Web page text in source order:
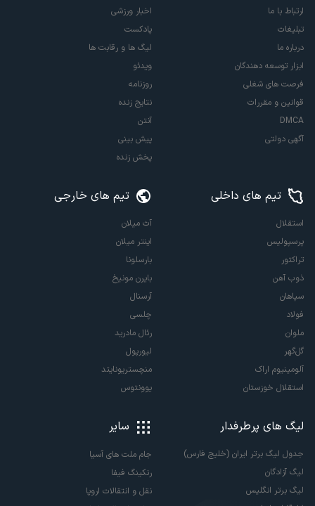
ارتباط با ما
تبلیغات
درباره ما
ابزار توسعه دهندگان
فرصت های شغلی
قوانین و مقررات
DMCA
آگهی دولتی
اخبار ورزشی
پادکست
لیگ ها و رقابت ها
ویدئو
روزنامه
نتایج زنده
آنتن
پیش بینی
پخش زنده
تیم های داخلی
استقلال
پرسپولیس
تراکتور
ذوب آهن
سپاهان
فولاد
ملوان
گل‌گهر
آلومینیوم اراک
استقلال خوزستان
تیم های خارجی
آث میلان
اینتر میلان
بارسلونا
بایرن مونیخ
آرسنال
چلسی
رئال مادرید
لیورپول
منچستریونایتد
یوونتوس
لیگ های پرطرفدار
جدول لیگ برتر ایران (خلیج فارس)
لیگ آزادگان
لیگ برتر انگلیس
سایر
جام ملت های آسیا
رنکینگ فیفا
نقل و انتقالات اروپا